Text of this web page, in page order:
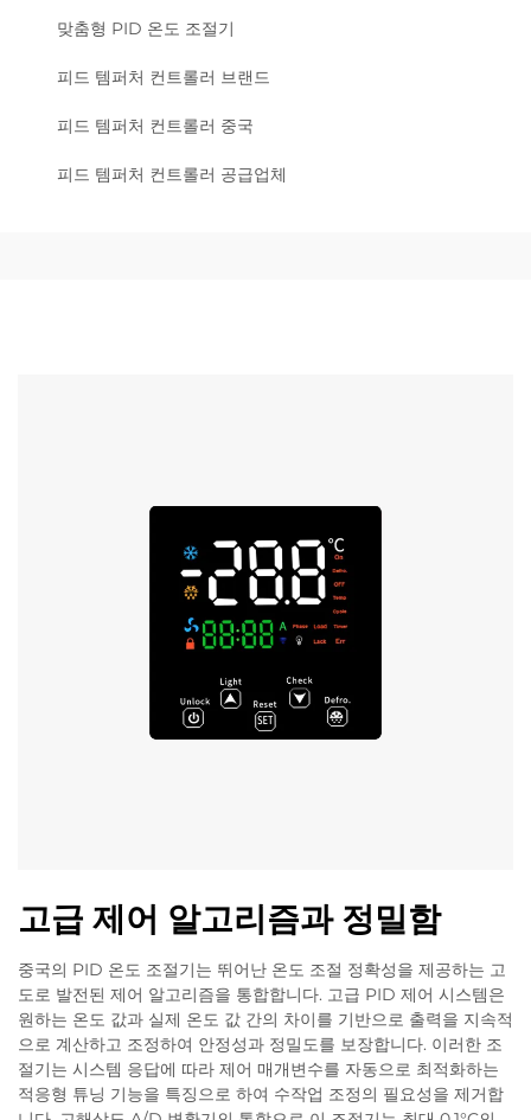
맞춤형 PID 온도 조절기
피드 템퍼처 컨트롤러 브랜드
피드 템퍼처 컨트롤러 중국
피드 템퍼처 컨트롤러 공급업체
고급 제어 알고리즘과 정밀함
중국의 PID 온도 조절기는 뛰어난 온도 조절 정확성을 제공하는 고
도로 발전된 제어 알고리즘을 통합합니다. 고급 PID 제어 시스템은
원하는 온도 값과 실제 온도 값 간의 차이를 기반으로 출력을 지속적
으로 계산하고 조정하여 안정성과 정밀도를 보장합니다. 이러한 조
절기는 시스템 응답에 따라 제어 매개변수를 자동으로 최적화하는
적응형 튜닝 기능을 특징으로 하여 수작업 조정의 필요성을 제거합